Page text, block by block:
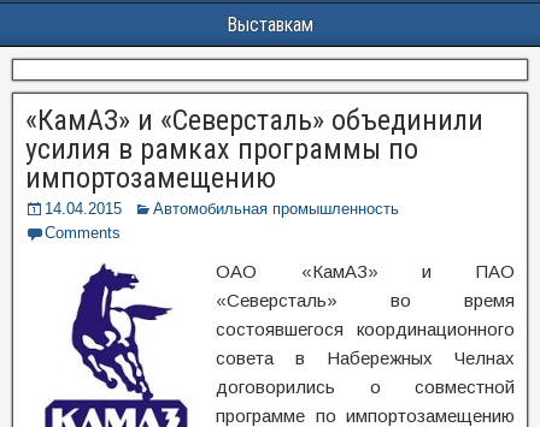
Выставкам
«КамАЗ» и «Северсталь» объединили
усилия в рамках программы по
импортозамещению
14.04.2015
Автомобильная промышленность
Comments
ОАО «КамАЗ» и ПАО
«Северсталь» во время
состоявшегося координационного
совета в Набережных Челнах
договорились о совместной
программе по импортозамещению